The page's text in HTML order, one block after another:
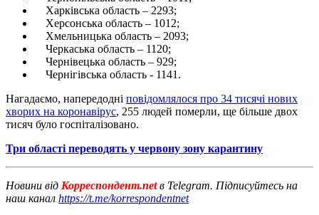
Харківська область – 2293;
Херсонська область – 1012;
Хмельницька область – 2093;
Черкаська область – 1120;
Чернівецька область – 929;
Чернігівська область - 1141.
Нагадаємо, напередодні повідомлялося про 34 тисячі нових
хворих на коронавірус, 255 людей померли, ще більше двох
тисяч було госпіталізовано.
Три області переводять у червону зону карантину
Новини від Корреспондент.netв Telegram. Підписуйтесь на
наш канал https://t.me/korrespondentnet